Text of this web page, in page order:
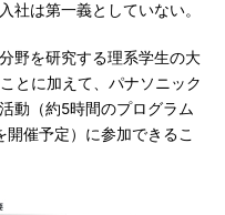
社は第一義としていない。
野を研究する理系学生の大
とに加えて、パナソニック
動（約5時間のプログラム
催予定）に参加できるこ